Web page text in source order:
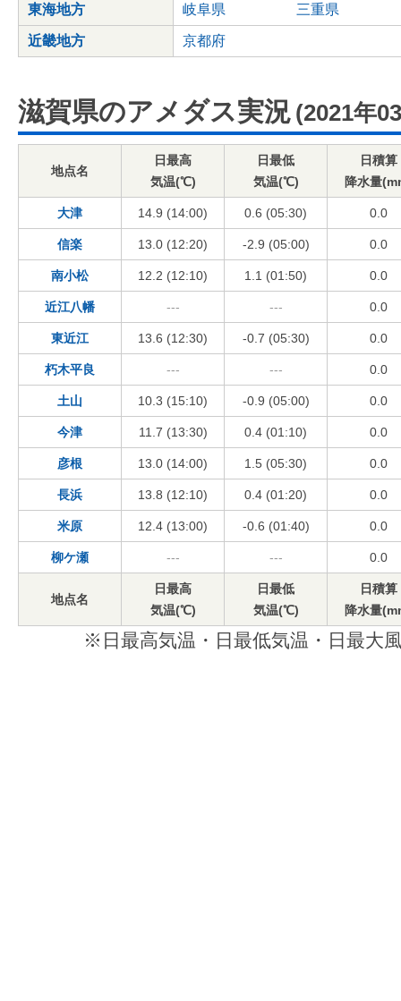
東海地方 岐阜県 三重県
近畿地方 京都府
滋賀県のアメダス実況 (2021年
地点名
日最高
気温(℃)
日最低
気温(℃)
日積算
降水量
大津 14.9 (14:00) 0.6 (05:30) 0.0
信楽 13.0 (12:20) -2.9 (05:00) 0.0
南小松 12.2 (12:10) 1.1 (01:50) 0.0
近江八幡 --- --- 0.0
東近江 13.6 (12:30) -0.7 (05:30) 0.0
朽木平良 --- --- 0.0
土山 10.3 (15:10) -0.9 (05:00) 0.0
今津 11.7 (13:30) 0.4 (01:10) 0.0
彦根 13.0 (14:00) 1.5 (05:30) 0.0
長浜 13.8 (12:10) 0.4 (01:20) 0.0
米原 12.4 (13:00) -0.6 (01:40) 0.0
柳ケ瀬 --- --- 0.0
地点名
日最高
気温(℃)
日最低
気温(℃)
日積算
降水量
※日最高気温・日最低気温・日最大